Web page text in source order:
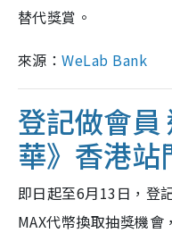
替代獎賞。
來源：WeLab Bank
登記做會員
華》香港站
即日起至6月13日，登
MAX代幣換取抽獎機